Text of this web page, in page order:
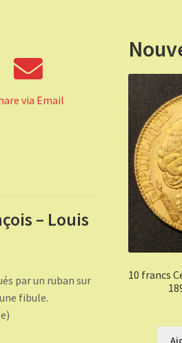
via Email
– Louis
par un ruban sur
fibule.
10 francs